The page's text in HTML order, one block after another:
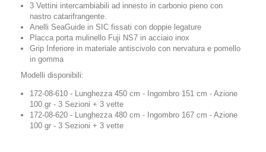
3 Vettini intercambiabili ad innesto in carbonio pieno con
nastro catarifrangente.
Anelli SeaGuide in SIC fissati con doppie legature
Placca porta mulinello Fuji NS7 in acciaio inox
Grip Inferiore in materiale antiscivolo con nervatura e pomello
in gomma
Modelli disponibili:
172-08-610 - Lunghezza 450 cm - Ingombro 151 cm - Azione
100 gr - 3 Sezioni + 3 vette
172-08-620 - Lunghezza 480 cm - Ingombro 167 cm - Azione
100 gr - 3 Sezioni + 3 vette